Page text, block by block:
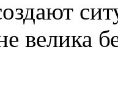
велика